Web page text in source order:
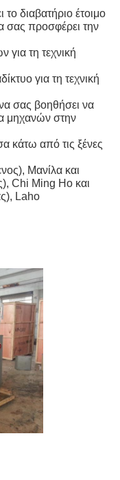
διαβατήριο έτοιμο
σας προσφέρει την
τη τεχνική
για τη τεχνική
σας βοηθήσει να
μηχανών στην
κάτω από τις ξένες
Μανίλα και
Chi Ming Ho και
Laho